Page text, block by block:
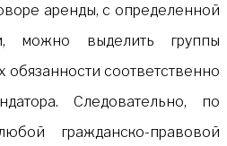
аренды, с определенной
можно выделить группы
соответственно
Следовательно, по
гражданско-правовой